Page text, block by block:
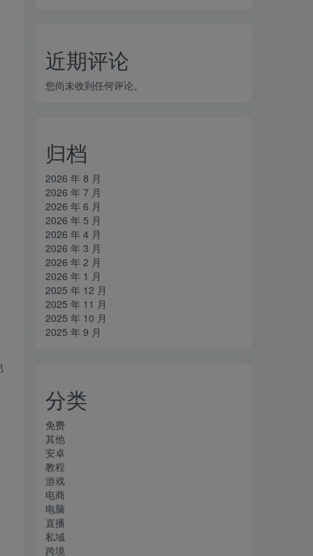
近期评论
您尚未收到任何评论。
归档
2026 年 8 月
2026 年 7 月
2026 年 6 月
2026 年 5 月
2026 年 4 月
2026 年 3 月
2026 年 2 月
2026 年 1 月
2025 年 12 月
2025 年 11 月
2025 年 10 月
2025 年 9 月
分类
免费
其他
安卓
教程
游戏
电商
电脑
直播
私域
跨境